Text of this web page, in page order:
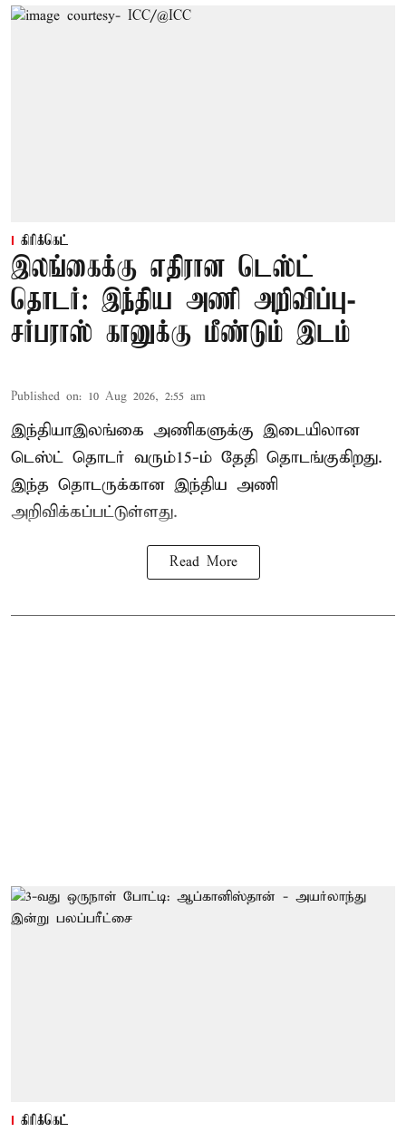
கிரிக்கெட்
இலங்கைக்கு எதிரான டெஸ்ட்
தொடர்: இந்திய அணி அறிவிப்பு-
சர்பராஸ் கானுக்கு மீண்டும் இடம்
Published on: 10 Aug 2026, 2:55 am
இந்தியா–இலங்கை அணிகளுக்கு இடையிலான
டெஸ்ட் தொடர் வரும்15-ம் தேதி தொடங்குகிறது.
இந்த தொடருக்கான இந்திய அணி
அறிவிக்கப்பட்டுள்ளது.
Read More
கிரிக்கெட்